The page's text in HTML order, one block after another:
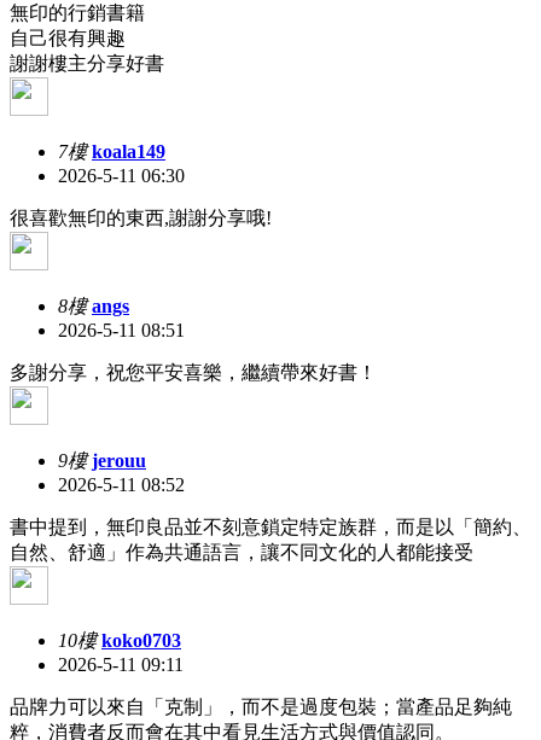
無印的行銷書籍
自己很有興趣
謝謝樓主分享好書
7樓 koala149
2026-5-11 06:30
很喜歡無印的東西,謝謝分享哦!
8樓 angs
2026-5-11 08:51
多謝分享，祝您平安喜樂，繼續帶來好書！
9樓 jerouu
2026-5-11 08:52
書中提到，無印良品並不刻意鎖定特定族群，而是以「簡約、
自然、舒適」作為共通語言，讓不同文化的人都能接受
10樓 koko0703
2026-5-11 09:11
品牌力可以來自「克制」，而不是過度包裝；當產品足夠純
粹，消費者反而會在其中看見生活方式與價值認同。